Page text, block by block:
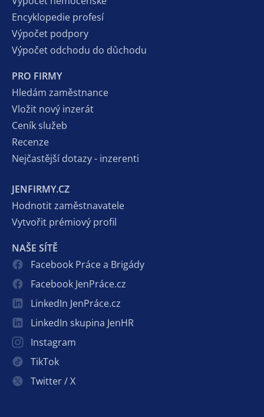
Encyklopedie profesí
Výpočet podpory
Výpočet odchodu do důchodu
PRO FIRMY
Hledám zaměstnance
Vložit nový inzerát
Ceník služeb
Recenze
Nejčastější dotazy - inzerenti
JENFIRMY.CZ
Hodnotit zaměstnavatele
Vytvořit prémiový profil
NAŠE SÍTĚ
Facebook Práce a Brigády
Facebook JenPráce.cz
LinkedIn JenPráce.cz
LinkedIn skupina JenHR
Instagram
TikTok
Twitter / X